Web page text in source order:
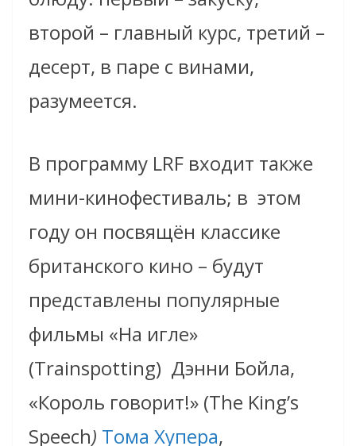
второй – главный курс, третий –
десерт, в паре с винами,
разумеется.
В программу LRF входит также
мини-кинофестиваль; в этом
году он посвящён классике
британского кино – будут
представлены популярные
фильмы «На игле»
(Trainspotting) Дэнни Бойла,
«Король говорит!» (The King’s
Speech) Тома Хупера,